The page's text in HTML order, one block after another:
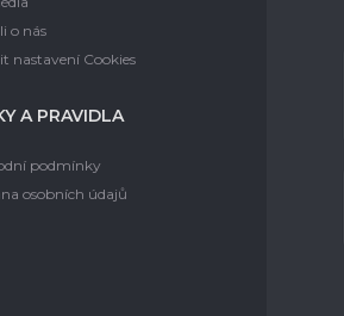
o nás
nastavení Cookies
A PRAVIDLA
podmínky
osobních údajů